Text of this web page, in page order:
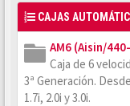
CAJAS
AM6 (Aisin/
Caja de 6
3ª Generación.
1.7i, 2.0i y 3.0i.